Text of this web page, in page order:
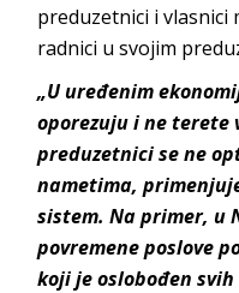
preduzetnici i vlasnici
radnici u svojim
„U uređenim
oporezuju i ne terete
preduzetnici se ne
nametima,
sistem. Na primer, u
povremene poslove
koji je oslobođen